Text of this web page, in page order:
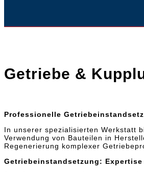
Getriebe &
Professionelle
In unserer spezialisierten Werkstatt
Verwendung von Bauteilen in
Regenerierung komplexer
Getriebeinstandsetzung: